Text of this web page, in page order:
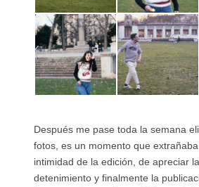
Después me pase toda la semana
fotos, es un momento que
intimidad de la edición, de apreciar
detenimiento y finalmente la